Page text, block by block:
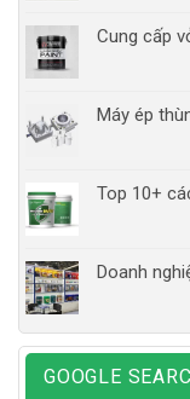
Cung cấp
Máy ép
Top 10+
Doanh
GOOGLE